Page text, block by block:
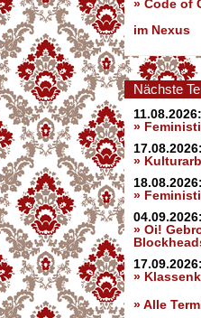
» Code of
im Nexus
Nächste
11.08.2026:
»
17.08.2026:
»
18.08.2026:
»
04.09.2026:
» Oi!
17.09.2026:
»
» Alle